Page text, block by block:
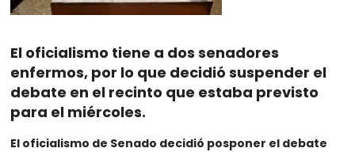
El oficialismo tiene a dos senadores
enfermos, por lo que decidió suspender el
debate en el recinto que estaba previsto
para el miércoles.
El oficialismo de Senado decidió posponer el debate